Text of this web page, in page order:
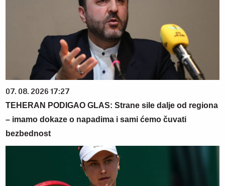
07. 08. 2026 17:27
TEHERAN PODIGAO GLAS: Strane sile dalje od regiona
– imamo dokaze o napadima i sami ćemo čuvati
bezbednost